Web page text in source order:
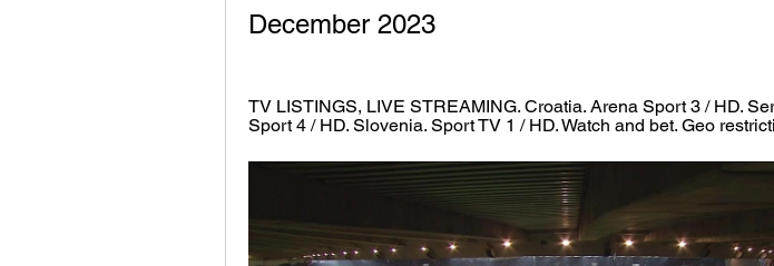
December 2023
TV LISTINGS, LIVE STREAMING. Croatia. Arena Sport 3 / HD.
Sport 4 / HD. Slovenia. Sport TV 1 / HD. Watch and bet. Geo